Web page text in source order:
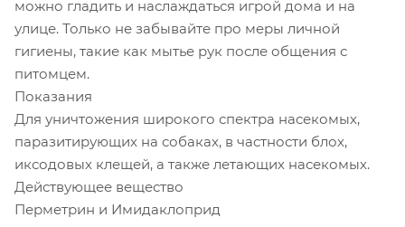
можно гладить и наслаждаться игрой дома и на
улице. Только не забывайте про меры личной
гигиены, такие как мытье рук после общения с
питомцем.
Показания
Для уничтожения широкого спектра насекомых,
паразитирующих на собаках, в частности блох,
иксодовых клещей, а также летающих насекомых.
Действующее вещество
Перметрин и Имидаклоприд